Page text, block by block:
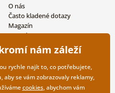
O nás
Často kladené dotazy
Magazín
Kontakty
Velkoobchodní spolupráce
nám záleží
rychle najít to, co potřebujete,
aby se vám zobrazovaly reklamy,
cookies, abychom vám